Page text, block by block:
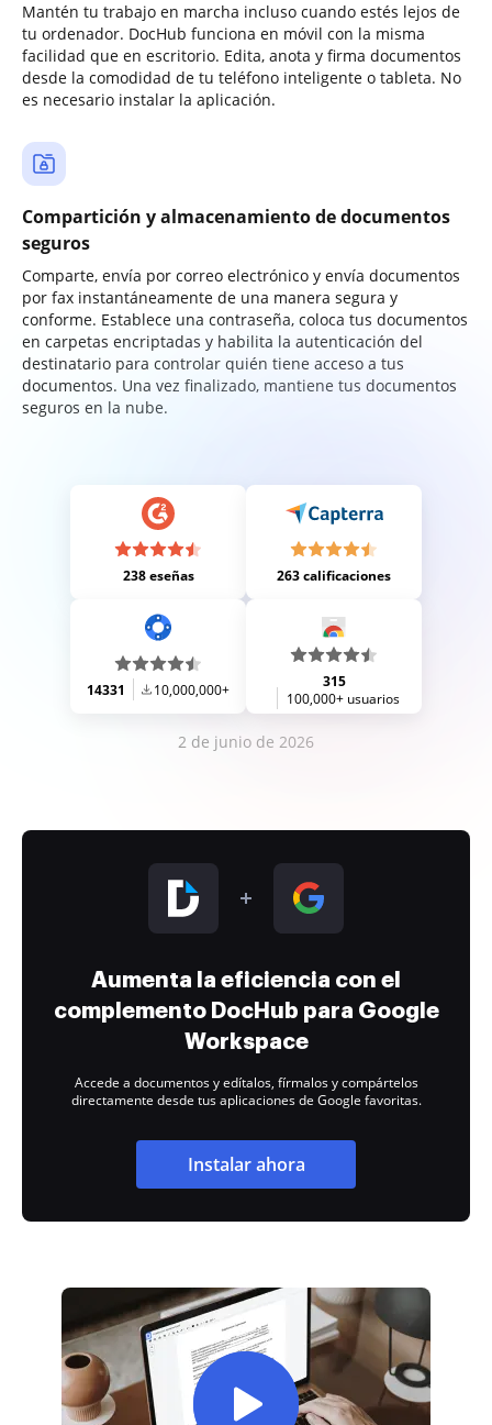
Mantén tu trabajo en marcha incluso cuando estés lejos de
tu ordenador. DocHub funciona en móvil con la misma
facilidad que en escritorio. Edita, anota y firma documentos
desde la comodidad de tu teléfono inteligente o tableta. No
es necesario instalar la aplicación.
Compartición y almacenamiento de documentos
seguros
Comparte, envía por correo electrónico y envía documentos
por fax instantáneamente de una manera segura y
conforme. Establece una contraseña, coloca tus documentos
en carpetas encriptadas y habilita la autenticación del
destinatario para controlar quién tiene acceso a tus
documentos. Una vez finalizado, mantiene tus documentos
seguros en la nube.
238 eseñas 263 calificaciones
14331 10,000,000+
315
100,000+ usuarios
2 de junio de 2026
Aumenta la eficiencia con el
complemento DocHub para Google
Workspace
Accede a documentos y edítalos, fírmalos y compártelos
directamente desde tus aplicaciones de Google favoritas.
Instalar ahora